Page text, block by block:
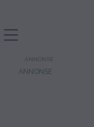
ANNONSE